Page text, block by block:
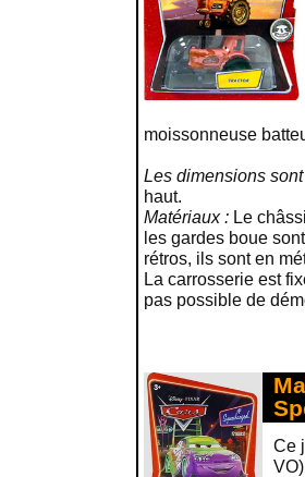
moissonneuse
Les dimensions sont
haut.
Matériaux : Le
les gardes boue
rétros, ils sont en
La carrosserie est
pas possible de
Ce